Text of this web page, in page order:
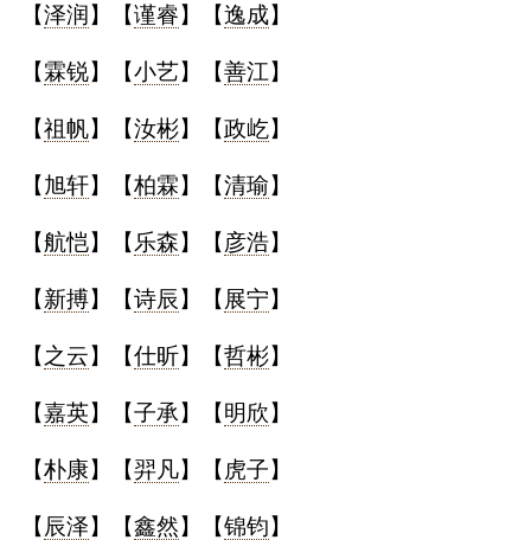
男孩名字打分
女孩名字打分
蛇年起名
龙年起名
兔年起名
【泽润 】【谨睿】【逸成】
【霖锐】【小艺】【善江】
【祖帆】【汝彬】【政屹】
【旭轩】【柏霖】【清瑜】
【航恺】【 乐森】【 彦浩】
【新搏】【诗辰 】【 展宁】
【 之云】【仕昕】【哲彬】
【嘉英】【子承】【明欣】
【朴康】【羿凡】【 虎子】
【 辰泽】【鑫然】【锦钧】